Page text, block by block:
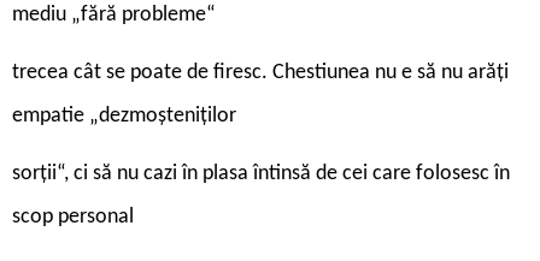
mediu „fără probleme“
trecea cât se poate de firesc. Chestiunea nu e să nu arăți
empatie „dezmoșteniților
sorții“, ci să nu cazi în plasa întinsă de cei care folosesc în
scop personal